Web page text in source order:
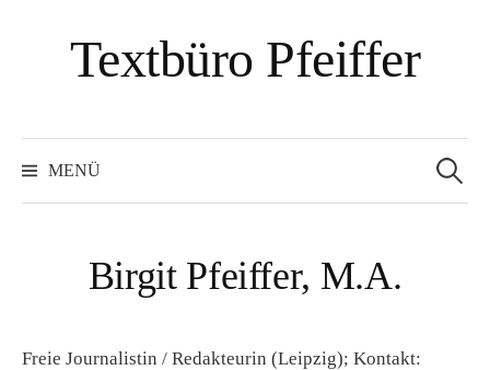
Textbüro Pfeiffer
MENÜ
nach:
Birgit Pfeiffer, M.A.
Freie Journalistin / Redakteurin (Leipzig); Kontakt: